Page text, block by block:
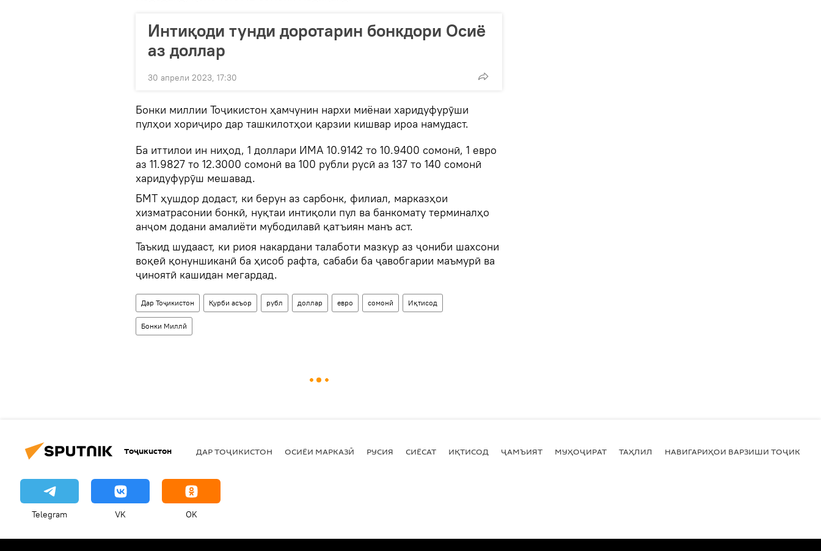
Интиқоди тунди доротарин бонкдори Осиё
аз доллар
30 апрели 2023, 17:30
Бонки миллии Тоҷикистон ҳамчунин нархи миёнаи харидуфурӯши
пулҳои хориҷиро дар ташкилотҳои қарзии кишвар ироа намудаст.
Ба иттилои ин ниҳод, 1 доллари ИМА 10.9142 то 10.9400 сомонӣ, 1 евро
аз 11.9827 то 12.3000 сомонӣ ва 100 рубли русӣ аз 137 то 140 сомонӣ
харидуфурӯш мешавад.
БМТ ҳушдор додаст, ки берун аз сарбонк, филиал, марказҳои
хизматрасонии бонкӣ, нуқтаи интиқоли пул ва банкомату терминалҳо
анҷом додани амалиёти мубодилавӣ қатъиян манъ аст.
Таъкид шудааст, ки риоя накардани талаботи мазкур аз ҷониби шахсони
воқеӣ қонуншиканӣ ба ҳисоб рафта, сабаби ба ҷавобгарии маъмурӣ ва
ҷиноятӣ кашидан мегардад.
Дар Тоҷикистон Қурби асъор рубл доллар евро сомонӣ Иқтисод
Бонки Миллӣ
Тоҷикистон ДАР ТОҶИКИСТОН ОСИЁИ МАРКАЗӢ РУСИЯ СИЁСАТ ИҚТИСОД ҶАМЪИЯТ МУҲОҶИРАТ ТАҲЛИЛ НАВИГАРИҲОИ ВАРЗИШИ
Telegram VK OK